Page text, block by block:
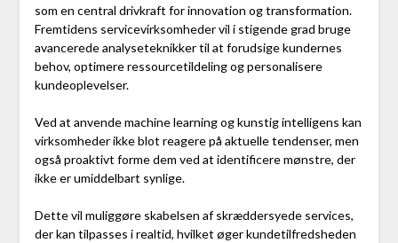
som en central drivkraft for innovation og transformation.
Fremtidens servicevirksomheder vil i stigende grad bruge
avancerede analyseteknikker til at forudsige kundernes
behov, optimere ressourcetildeling og personalisere
kundeoplevelser.
Ved at anvende machine learning og kunstig intelligens kan
virksomheder ikke blot reagere på aktuelle tendenser, men
også proaktivt forme dem ved at identificere mønstre, der
ikke er umiddelbart synlige.
Dette vil muliggøre skabelsen af skræddersyede services,
der kan tilpasses i realtid, hvilket øger kundetilfredsheden